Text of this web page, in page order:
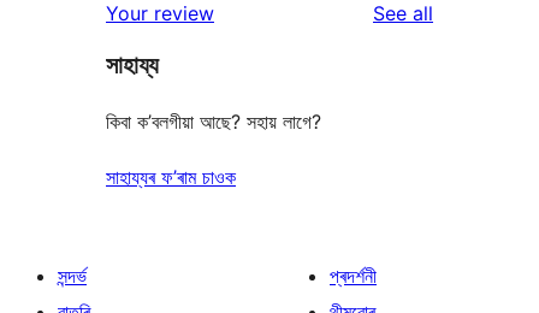
reviews
star
reviews
Your review See all
সাহায্য
কিবা ক’বলগীয়া আছে? সহায় লাগে?
সাহায্যৰ ফ’ৰাম চাওক
সন্দৰ্ভ
প্ৰদৰ্শনী